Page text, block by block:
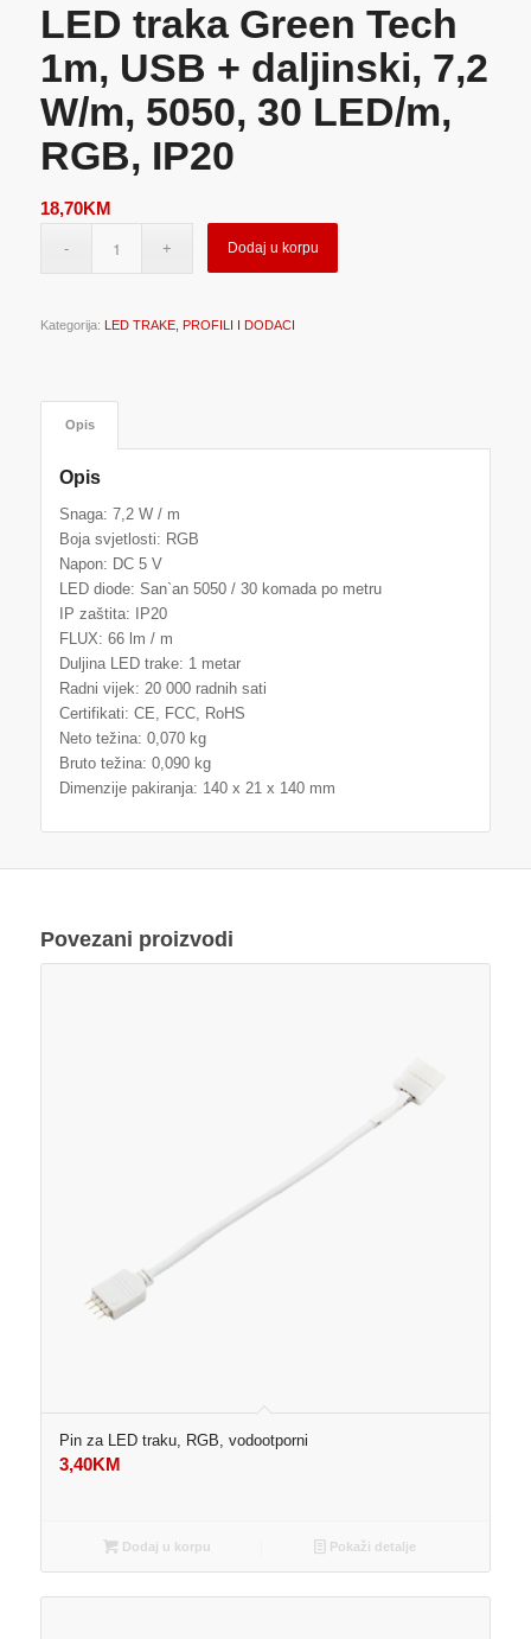
LED traka Green Tech
1m, USB + daljinski, 7,2
W/m, 5050, 30 LED/m,
RGB, IP20
18,70KM
Dodaj u korpu
Kategorija: LED TRAKE, PROFILI I DODACI
Opis
Opis
Snaga: 7,2 W / m
Boja svjetlosti: RGB
Napon: DC 5 V
LED diode: San`an 5050 / 30 komada po metru
IP zaštita: IP20
FLUX: 66 lm / m
Duljina LED trake: 1 metar
Radni vijek: 20 000 radnih sati
Certifikati: CE, FCC, RoHS
Neto težina: 0,070 kg
Bruto težina: 0,090 kg
Dimenzije pakiranja: 140 x 21 x 140 mm
Povezani proizvodi
Pin za LED traku, RGB, vodootporni
3,40KM
Dodaj u korpu Pokaži detalje